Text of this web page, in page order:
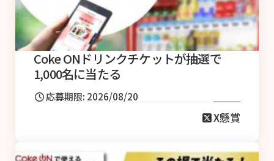
応募期限: 2026/08/20
Coke ONドリンクチケットが抽選で
1,000名に当たる
X懸賞